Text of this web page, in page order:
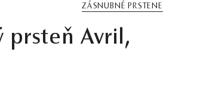
ZÁSNUBNÉ PRSTENE
prsteň Avril,